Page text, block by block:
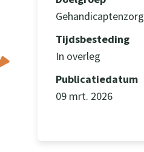
Gehandicaptenzorg
Tijdsbesteding
In overleg
Publicatiedatum
09 mrt. 2026